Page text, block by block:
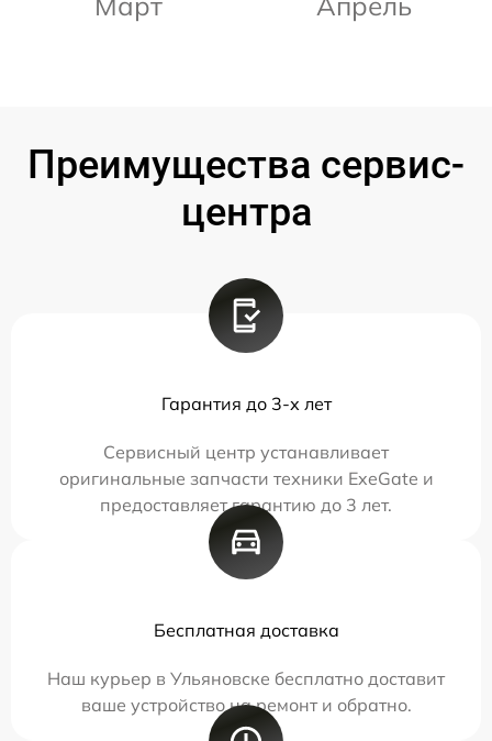
Преимущества сервис-
центра
Гарантия до 3-х лет
Сервисный центр устанавливает
оригинальные запчасти техники ExeGate и
предоставляет гарантию до 3 лет.
Бесплатная доставка
Наш курьер в Ульяновске бесплатно доставит
ваше устройство на ремонт и обратно.